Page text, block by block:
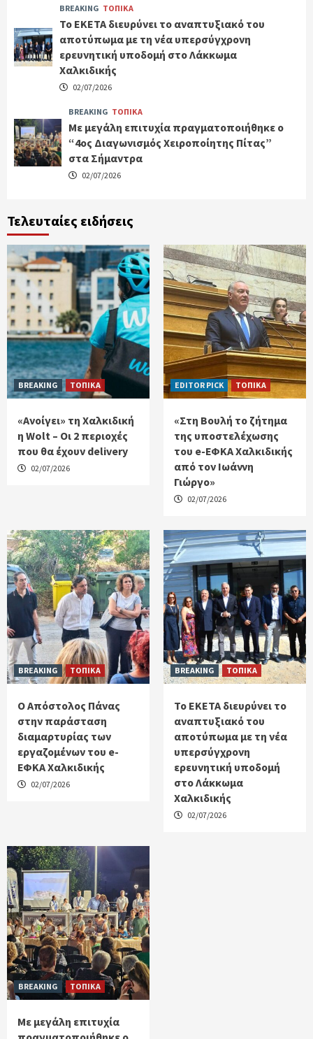
BREAKING ΤΟΠΙΚΑ
Το ΕΚΕΤΑ διευρύνει το αναπτυξιακό του
αποτύπωμα με τη νέα υπερσύγχρονη
ερευνητική υποδομή στο Λάκκωμα
Χαλκιδικής
02/07/2026
BREAKING ΤΟΠΙΚΑ
Με μεγάλη επιτυχία πραγματοποιήθηκε ο
“4ος Διαγωνισμός Χειροποίητης Πίτας”
στα Σήμαντρα
02/07/2026
Τελευταίες ειδήσεις
BREAKING ΤΟΠΙΚΑ
«Ανοίγει» τη Χαλκιδική
η Wolt – Οι 2 περιοχές
που θα έχουν delivery
02/07/2026
EDITOR PICK ΤΟΠΙΚΑ
«Στη Βουλή το ζήτημα
της υποστελέχωσης
του e-ΕΦΚΑ Χαλκιδικής
από τον Ιωάννη
Γιώργο»
02/07/2026
BREAKING ΤΟΠΙΚΑ
Ο Απόστολος Πάνας
στην παράσταση
διαμαρτυρίας των
εργαζομένων του e-
ΕΦΚΑ Χαλκιδικής
02/07/2026
BREAKING ΤΟΠΙΚΑ
Το ΕΚΕΤΑ διευρύνει το
αναπτυξιακό του
αποτύπωμα με τη νέα
υπερσύγχρονη
ερευνητική υποδομή
στο Λάκκωμα
Χαλκιδικής
02/07/2026
BREAKING ΤΟΠΙΚΑ
Με μεγάλη επιτυχία